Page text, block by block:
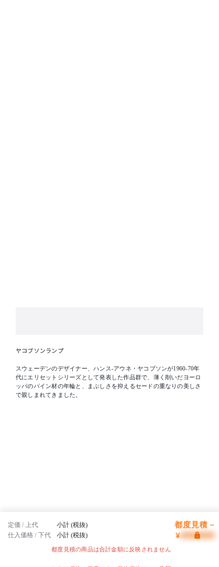
ヤコブソンランプ
スウェーデンのデザイナー、ハンス-アウネ・ヤコブソンが1960-70年
代にエリセットシリーズとして発表した作品群で、薄く削いだヨーロ
ッパのパイン材の年輪と、まぶしさを抑えるセードの重なりの美しさ
で親しまれてきました。
定価 / 上代 小計 (税抜) 都度見積 ~
仕入価格 / 下代 小計 (税抜) ¥
都度見積の商品は合計金額に反映されません